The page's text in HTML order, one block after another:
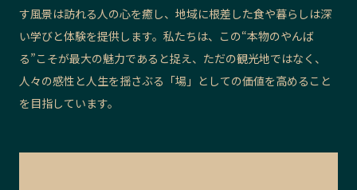
す風景は訪れる人の心を癒し、地域に根差した食や暮らしは深
い学びと体験を提供します。私たちは、この“本物のやんば
る”こそが最大の魅力であると捉え、ただの観光地ではなく、
人々の感性と人生を揺さぶる「場」としての価値を高めること
を目指しています。